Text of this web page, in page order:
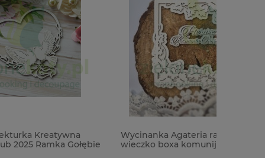
Wycinanka Agateria ramka na
wieczko boxa komunijnego / kartkę /